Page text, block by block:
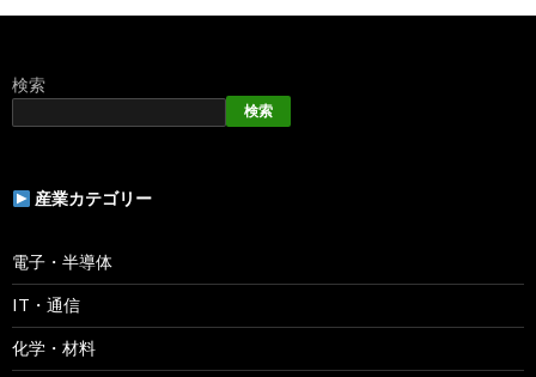
検索
検索
産業カテゴリー
電子・半導体
IT・通信
化学・材料